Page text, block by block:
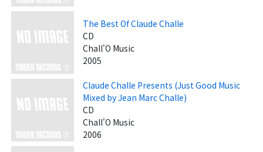
The Best Of Claude Challe
CD
Chall'O Music
2005
Claude Challe Presents (Just Good Music
Mixed by Jean Marc Challe)
CD
Chall'O Music
2006